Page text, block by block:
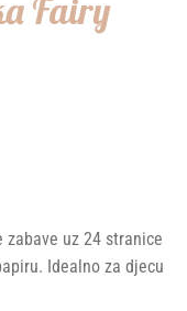
Fairy
uz 24 stranice
Idealno za djecu